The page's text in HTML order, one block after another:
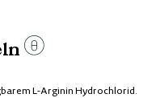
L-Arginin Hydrochlorid.